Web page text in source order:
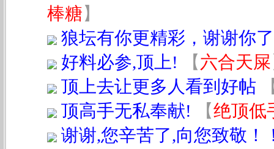
棒糖】
狼坛有你更精彩，谢谢你了
好料必参,顶上!
【六合天屎
顶上去让更多人看到好帖
顶高手无私奉献!
【绝顶低
谢谢,您辛苦了,向您致敬！